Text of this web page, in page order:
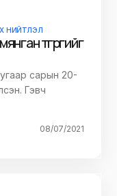
НИЙТЛЭЛ
төгрөгийг
сарын 20-
Гэвч
08/07/2021